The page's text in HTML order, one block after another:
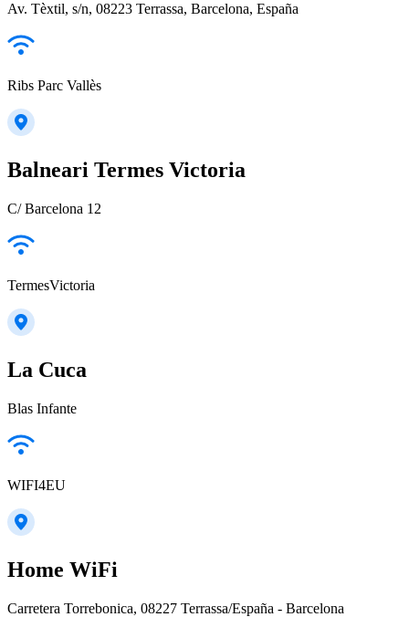
Av. Tèxtil, s/n, 08223 Terrassa, Barcelona, España
Ribs Parc Vallès
Balneari Termes Victoria
C/ Barcelona 12
TermesVictoria
La Cuca
Blas Infante
WIFI4EU
Home WiFi
Carretera Torrebonica, 08227 Terrassa/España - Barcelona